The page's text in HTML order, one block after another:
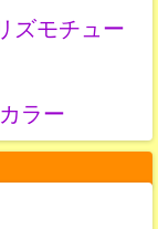
ズモチュー
ラー